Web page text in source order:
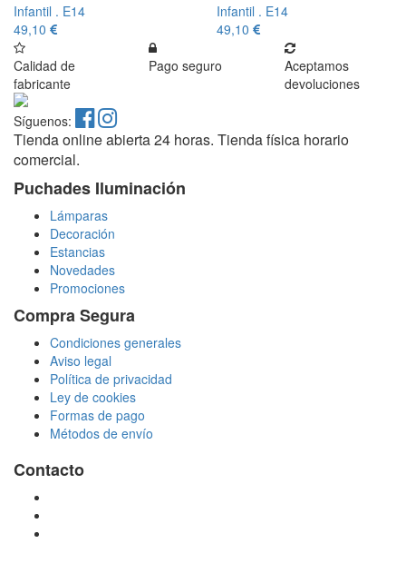
Infantil . E14
49,10
Infantil . E14
49,10
Calidad de
fabricante
Pago seguro
Aceptamos
devoluciones
Síguenos:
Tienda online abierta 24 horas. Tienda física horario
comercial.
Puchades Iluminación
Lámparas
Decoración
Estancias
Novedades
Promociones
Compra Segura
Condiciones generales
Aviso legal
Política de privacidad
Ley de cookies
Formas de pago
Métodos de envío
Contacto